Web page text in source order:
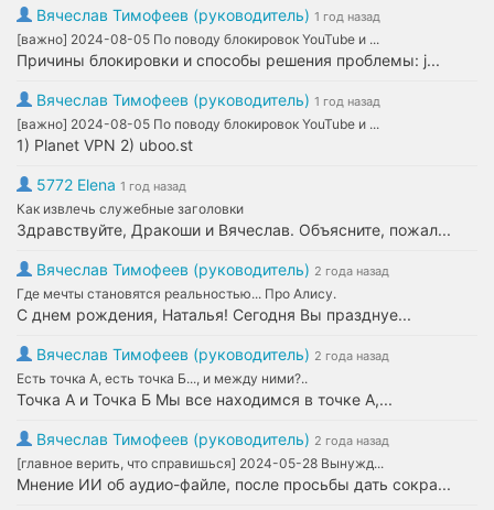
Вячеслав Тимофеев (руководитель) 1 год назад
[важно] 2024-08-05 По поводу блокировок YouTube и ...
Причины блокировки и способы решения проблемы: j...
Вячеслав Тимофеев (руководитель) 1 год назад
[важно] 2024-08-05 По поводу блокировок YouTube и ...
1) Planet VPN 2) uboo.st
5772 Elena 1 год назад
Как извлечь служебные заголовки
Здравствуйте, Дракоши и Вячеслав. Объясните, пожал...
Вячеслав Тимофеев (руководитель) 2 года назад
Где мечты становятся реальностью... Про Алису.
С днем рождения, Наталья! Сегодня Вы празднуе...
Вячеслав Тимофеев (руководитель) 2 года назад
Есть точка А, есть точка Б..., и между ними?..
Точка А и Точка Б Мы все находимся в точке А,...
Вячеслав Тимофеев (руководитель) 2 года назад
[главное верить, что справишься] 2024-05-28 Вынужд...
Мнение ИИ об аудио-файле, после просьбы дать сокра...